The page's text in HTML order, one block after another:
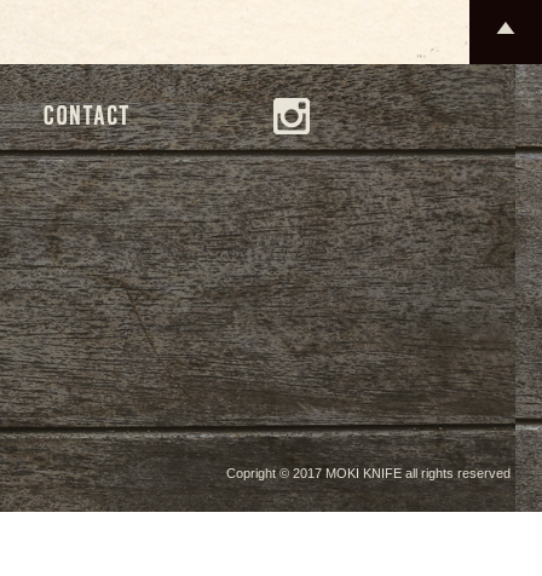
Copright © 2017 MOKI KNIFE all rights reserved